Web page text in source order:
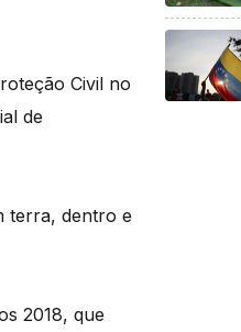
Civil no
de
terra, dentro e
2018, que